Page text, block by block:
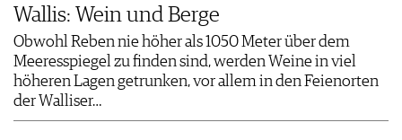
Wallis: Wein und Berge
Obwohl Reben nie höher als 1050 Meter über dem
Meeresspiegel zu finden sind, werden Weine in viel
höheren Lagen getrunken, vor allem in den Feienorten
der Walliser…